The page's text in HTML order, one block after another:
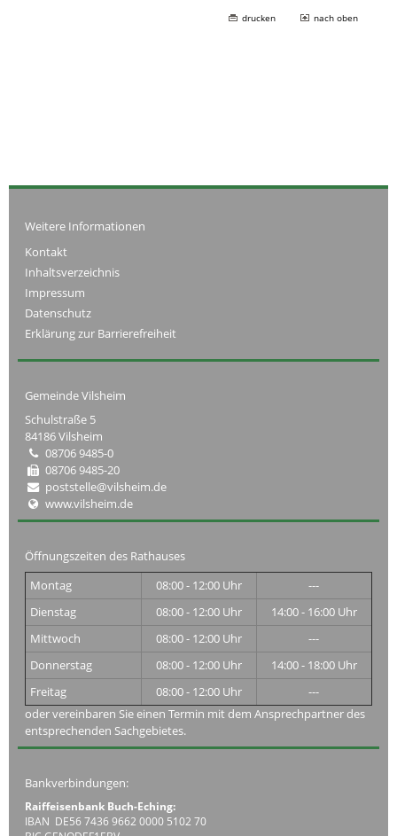
drucken nach oben
Weitere Informationen
Kontakt
Inhaltsverzeichnis
Impressum
Datenschutz
Erklärung zur Barrierefreiheit
Gemeinde Vilsheim
Schulstraße 5
84186 Vilsheim
08706 9485-0
08706 9485-20
poststelle@vilsheim.de
www.vilsheim.de
Öffnungszeiten des Rathauses
Montag
08:00 - 12:00 Uhr
---
Dienstag
08:00 - 12:00 Uhr
14:00 - 16:00 Uhr
Mittwoch
08:00 - 12:00 Uhr
---
Donnerstag
08:00 - 12:00 Uhr
14:00 - 18:00 Uhr
Freitag
08:00 - 12:00 Uhr
---
oder vereinbaren Sie einen Termin mit dem Ansprechpartner des
entsprechenden Sachgebietes.
Bankverbindungen:
Raiffeisenbank Buch-Eching:
IBAN DE56 7436 9662 0000 5102 70